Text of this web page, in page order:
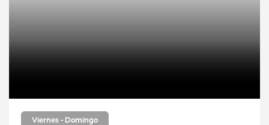
Viernes - Domingo